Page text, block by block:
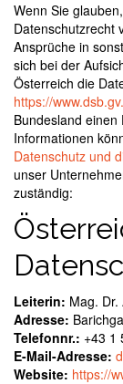
Wenn Sie
Datenschutzrecht
Ansprüche in
sich bei der
Österreich die
https://
Bundesland
Informationen
Datenschutz und
unser
zuständig:
Leiterin: Mag.
Adresse:
Telefonnr.: +43 1
E-Mail-Adresse:
Website: https://